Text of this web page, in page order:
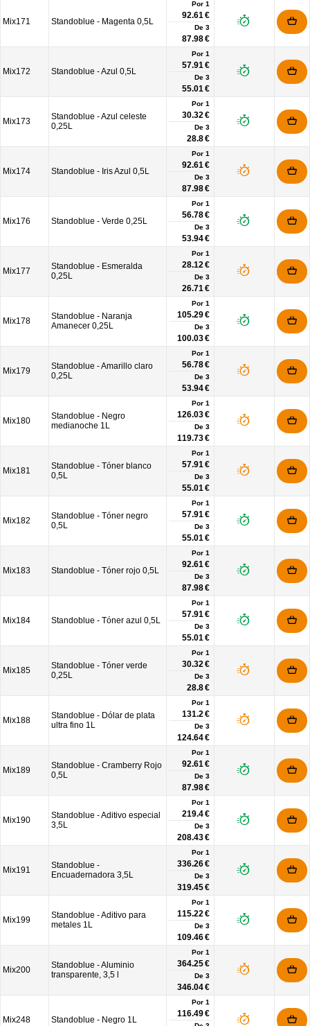
Mix171 Standoblue - Magenta 0,5L
Por 1
92.61 €
De 3
87.98 €
Mix172 Standoblue - Azul 0,5L
Por 1
57.91 €
De 3
55.01 €
Mix173
Standoblue - Azul celeste
0,25L
Por 1
30.32 €
De 3
28.8 €
Mix174 Standoblue - Iris Azul 0,5L
Por 1
92.61 €
De 3
87.98 €
Mix176 Standoblue - Verde 0,25L
Por 1
56.78 €
De 3
53.94 €
Mix177
Standoblue - Esmeralda
0,25L
Por 1
28.12 €
De 3
26.71 €
Mix178
Standoblue - Naranja
Amanecer 0,25L
Por 1
105.29 €
De 3
100.03 €
Mix179
Standoblue - Amarillo claro
0,25L
Por 1
56.78 €
De 3
53.94 €
Mix180
Standoblue - Negro
medianoche 1L
Por 1
126.03 €
De 3
119.73 €
Mix181
Standoblue - Tóner blanco
0,5L
Por 1
57.91 €
De 3
55.01 €
Mix182
Standoblue - Tóner negro
0,5L
Por 1
57.91 €
De 3
55.01 €
Mix183 Standoblue - Tóner rojo 0,5L
Por 1
92.61 €
De 3
87.98 €
Mix184 Standoblue - Tóner azul 0,5L
Por 1
57.91 €
De 3
55.01 €
Mix185
Standoblue - Tóner verde
0,25L
Por 1
30.32 €
De 3
28.8 €
Mix188
Standoblue - Dólar de plata
ultra fino 1L
Por 1
131.2 €
De 3
124.64 €
Mix189
Standoblue - Cramberry Rojo
0,5L
Por 1
92.61 €
De 3
87.98 €
Mix190
Standoblue - Aditivo especial
3,5L
Por 1
219.4 €
De 3
208.43 €
Mix191
Standoblue -
Encuadernadora 3,5L
Por 1
336.26 €
De 3
319.45 €
Mix199
Standoblue - Aditivo para
metales 1L
Por 1
115.22 €
De 3
109.46 €
Mix200
Standoblue - Aluminio
transparente, 3,5 l
Por 1
364.25 €
De 3
346.04 €
Mix248 Standoblue - Negro 1L
Por 1
116.49 €